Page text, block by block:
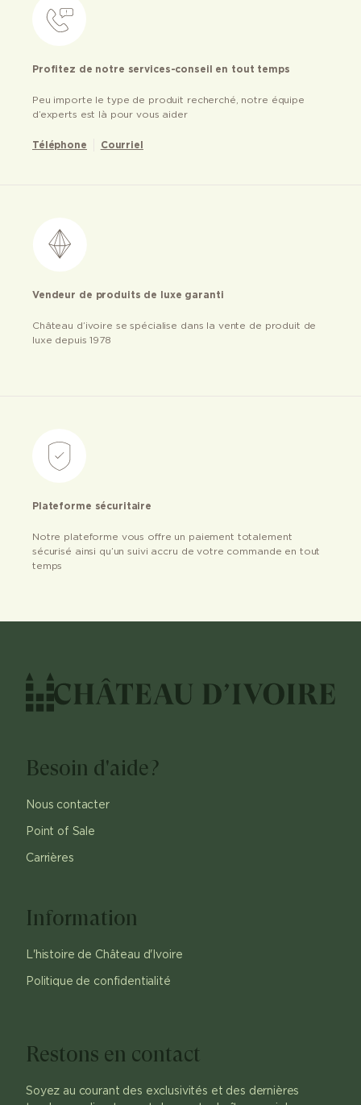
Profitez de notre services-conseil en tout temps
Peu importe le type de produit recherché, notre équipe
d’experts est là pour vous aider
Téléphone Courriel
Vendeur de produits de luxe garanti
Château d’ivoire se spécialise dans la vente de produit de
luxe depuis 1978
Plateforme sécuritaire
Notre plateforme vous offre un paiement totalement
sécurisé ainsi qu’un suivi accru de votre commande en tout
temps
Besoin d'aide?
Nous contacter
Point of Sale
Carrières
Information
L'histoire de Château d'Ivoire
Politique de confidentialité
Restons en contact
Soyez au courant des exclusivités et des dernières